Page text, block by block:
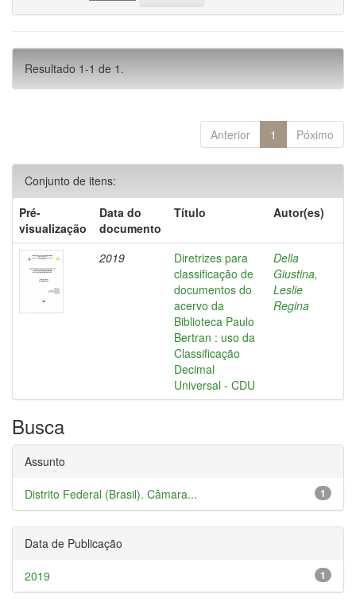
Resultado 1-1 de 1.
Anterior 1 Póximo
Conjunto de itens:
Pré-
visualização
Data do
documento
Título Autor(es)
2019
Diretrizes para
classificação de
documentos do
acervo da
Biblioteca Paulo
Bertran : uso da
Classificação
Decimal
Universal - CDU
Della
Giustina,
Leslie
Regina
Busca
Assunto
1
Distrito Federal (Brasil). Câmara...
Data de Publicação
1
2019